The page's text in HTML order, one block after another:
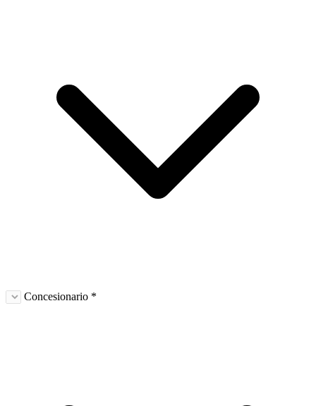
Concesionario *